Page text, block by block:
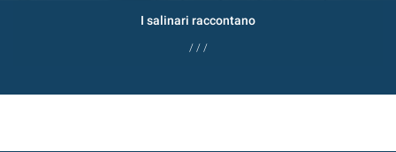
I salinari raccontano
/ / /